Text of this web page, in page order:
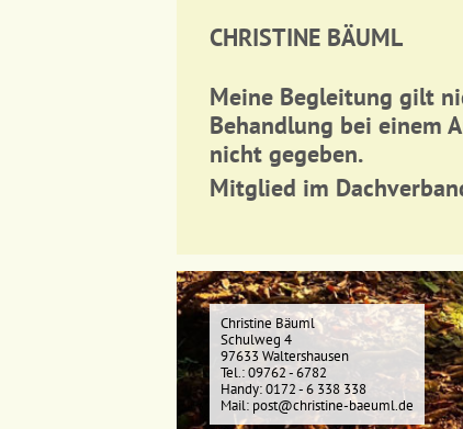
CHRISTINE BÄUML
Meine Begleitung gilt
Behandlung bei einem
nicht gegeben.
Mitglied im
Christine Bäuml
Schulweg 4
97633 Waltershausen
Tel.: 09762 - 6782
Handy: 0172 - 6 338 338
Mail: post@christine-baeuml.de